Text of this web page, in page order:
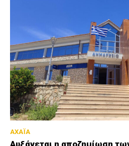
ΑΧΑΪΑ